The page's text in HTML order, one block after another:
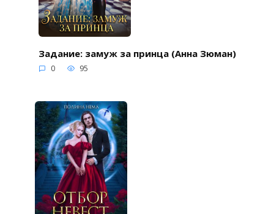
Задание: замуж за принца (Анна Зюман)
0 95